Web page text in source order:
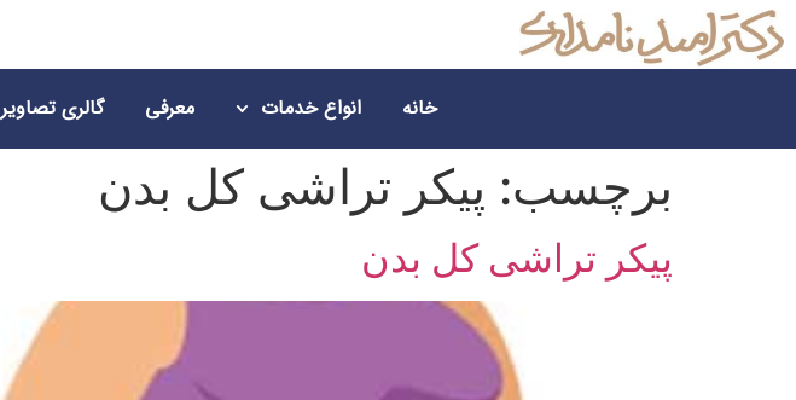
خانه انواع خدمات معرفی گالری تصاویر
برچسب: پیکر تراشی کل بدن
پیکر تراشی کل بدن